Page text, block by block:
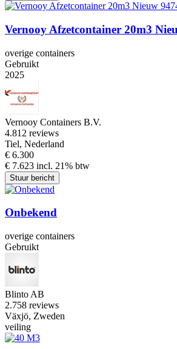
Vernooy Afzetcontainer 20m3
overige containers
Gebruikt
2025
Vernooy Containers B.V.
4.812 reviews
Tiel, Nederland
€ 6.300
€ 7.623 incl. 21% btw
Stuur bericht
Onbekend
overige containers
Gebruikt
Blinto AB
2.758 reviews
Växjö, Zweden
veiling